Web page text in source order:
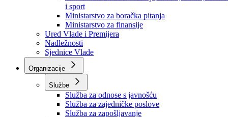
Ministarstvo za urbanizam, prostorno uređenje i
zaštitu okoline
Ministarstvo za obrazovanje, mlade, nauku,
i sport
Ministarstvo za boračka pitanja
Ministarstvo za finansije
Ured Vlade i Premijera
Nadležnosti
Sjednice Vlade
Organizacije
Službe